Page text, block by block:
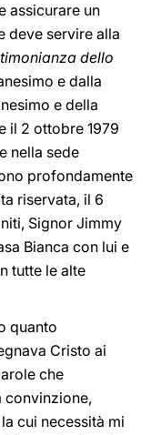
assicurare un
deve servire alla
dello
e dalla
e della
il 2 ottobre 1979
nella sede
profondamente
riservata, il 6
Signor Jimmy
Bianca con lui e
tutte le alte
quanto
Cristo ai
che
convinzione,
cui necessità mi